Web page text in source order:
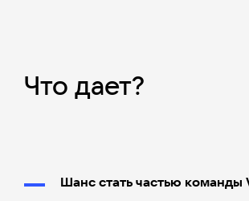
Что дает?
Шанс стать частью команды